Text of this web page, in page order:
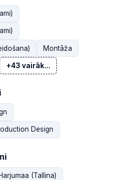
Montāža
+43 vairāk...
Design
Harjumaa (Tallina)